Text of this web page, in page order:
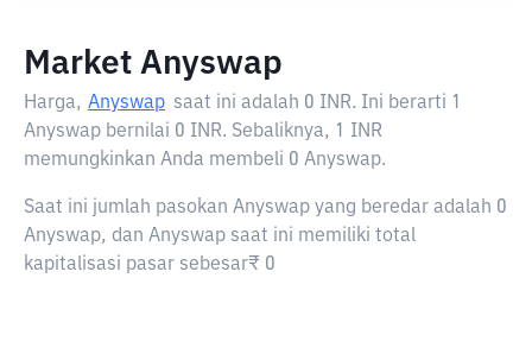
Market Anyswap
Harga, Anyswap saat ini adalah 0 INR. Ini berarti 1
Anyswap bernilai 0 INR. Sebaliknya, 1 INR
memungkinkan Anda membeli 0 Anyswap.
Saat ini jumlah pasokan Anyswap yang beredar adalah 0
Anyswap, dan Anyswap saat ini memiliki total
kapitalisasi pasar sebesar₹ 0